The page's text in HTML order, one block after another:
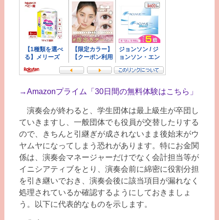
→Amazonプライム「30日間の無料体験はこちら」
演奏会が終わると、学生団体は最上級生が卒団し
ていきますし、一般団体でも役員が交替したりする
ので、きちんと引継ぎが成されないまま後始末がウ
ヤムヤになってしまう恐れがあります。特にお金関
係は、演奏会マネージャーだけでなく会計担当等が
イニシアティブをとり、演奏会前に綿密に役割分担
を引き継いでおき、演奏会後に該当項目が漏れなく
処理されているか確認するようにしておきましょ
う。以下に代表的なものを示します。